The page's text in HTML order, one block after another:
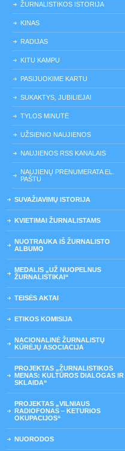
ŽURNALISTIKOS ISTORIJA
KINAS
RADIJAS
KITU KAMPU
PASIJUOKIME KARTU
SUKAKTYS, JUBILIEJAI
TYLOS MINUTĖ
UŽSIENIO NAUJIENOS
NAUJIENOS RSS KANALAIS
NAUJIENŲ PRENUMERATA EL.
PAŠTU
SUVAŽIAVIMŲ ISTORIJA
KVIETIMAI ŽURNALISTAMS
NUOTRAUKA IŠ ŽURNALISTO
ALBUMO
MEDALIS „UŽ NUOPELNUS
ŽURNALISTIKAI“
TEISĖS AKTAI
ETIKOS KOMISIJA
NACIONALINĖ ŽURNALISTŲ
KŪRĖJŲ ASOCIACIJA
PROJEKTAS „ŽURNALISTIKOS
MENAS: KULTŪROS DIALOGAS IR
SKLAIDA“
PROJEKTAS „VILNIAUS
RADIOFONAS – KETURIOS
OKUPACIJOS“
NUORODOS